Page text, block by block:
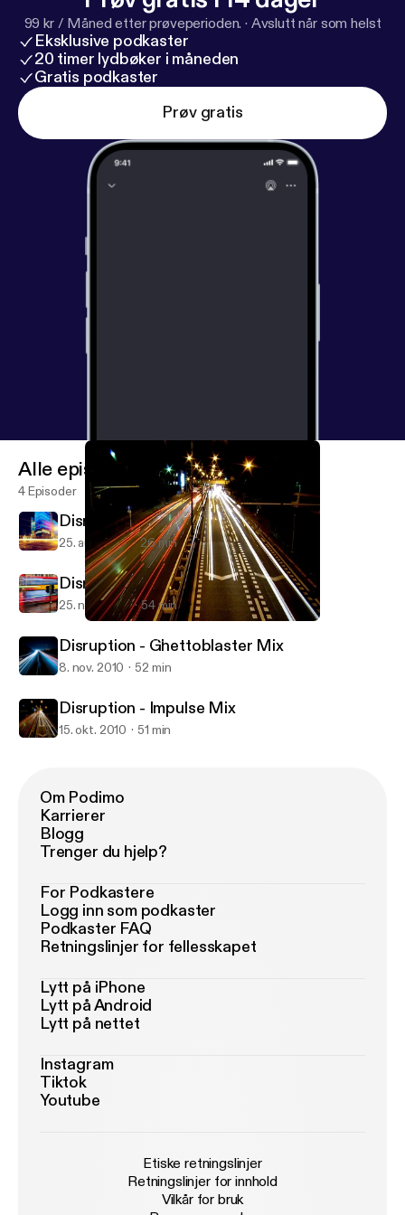
Vince Fierro - Godhand 16. Carte Blanche - Gare Du
Nord
99 kr / Måned etter prøveperioden. · Avslutt når som helst
Eksklusive podkaster
20 timer lydbøker i måneden
Gratis podkaster
Prøv gratis
Disruption Podcast
Alle episoder
4 Episoder
Disruption - About You Mix
25. aug. 2012 26 min
Disruption - Mystic Bass Mix
25. nov. 2010 54 min
Disruption - Ghettoblaster Mix
8. nov. 2010 52 min
Disruption - Impulse Mix
15. okt. 2010 51 min
Om Podimo
Karrierer
Blogg
Trenger du hjelp?
For Podkastere
Logg inn som podkaster
Podkaster FAQ
Retningslinjer for fellesskapet
Lytt på iPhone
Lytt på Android
Lytt på nettet
Instagram
Tiktok
Youtube
Etiske retningslinjer
Retningslinjer for innhold
Vilkår for bruk